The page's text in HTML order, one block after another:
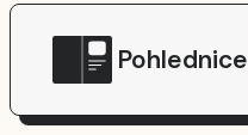
Pohlednice